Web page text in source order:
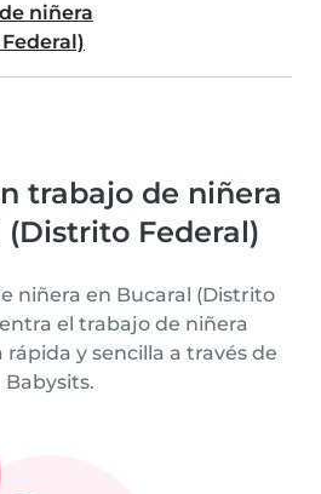
niñera
trabajo de niñera
(Distrito Federal)
niñera en Bucaral (Distrito
el trabajo de niñera
y sencilla a través de
Babysits.